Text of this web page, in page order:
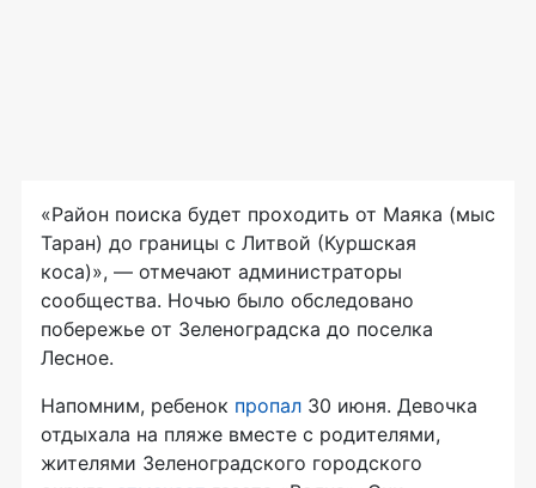
«Район поиска будет проходить от Маяка (мыс
Таран) до границы с Литвой (Куршская
коса)», — отмечают администраторы
сообщества. Ночью было обследовано
побережье от Зеленоградска до поселка
Лесное.
Напомним, ребенок пропал 30 июня. Девочка
отдыхала на пляже вместе с родителями,
жителями Зеленоградского городского